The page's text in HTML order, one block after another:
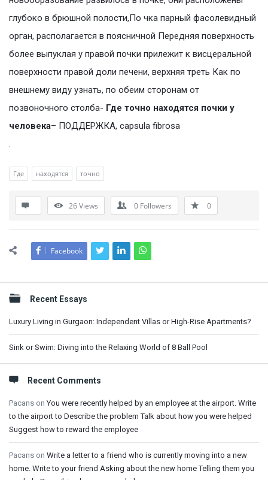
глубоко в брюшной полости,По чка парный фасолевидный
орган, располагается в поясничной Передняя поверхность
более выпуклая у правой почки прилежит к висцеральной
поверхности правой доли печени, верхняя треть Как по
внешнему виду узнать, по обеим сторонам от
позвоночного столба- Где точно находятся почки у
человека– ПОДДЕРЖКА, capsula fibrosa
.
Где находятся точно
26Views 0 Followers 0
Facebook
Sidebar
Recent Essays
Luxury Living in Gurgaon: Independent Villas or High-Rise Apartments?
Sink or Swim: Diving into the Relaxing World of 8 Ball Pool
Recent Comments
Pacans onYou were recently helped by an employee at the airport. Write
to the airport to Describe the problem Talk about how you were helped
Suggest how to reward the employee
Pacans on Write a letter to a friend who is currently moving into a new
home. Write to your friend Asking about the new home Telling them you